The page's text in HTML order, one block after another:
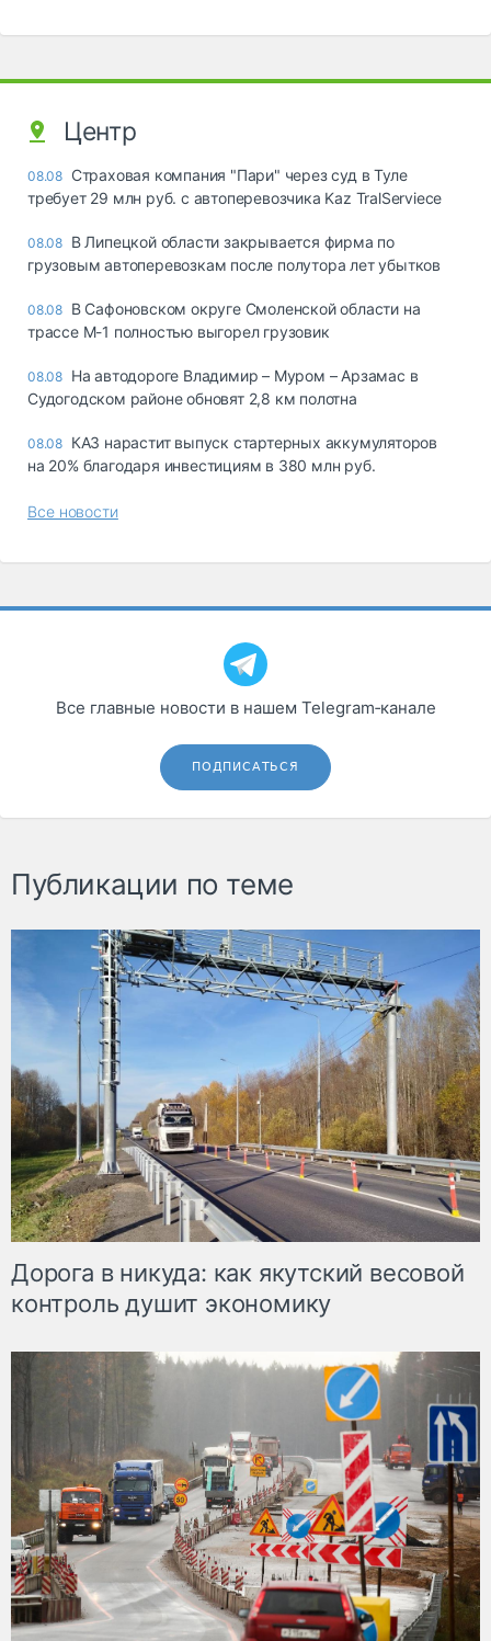
Центр
08.08 Страховая компания "Пари" через суд в Туле
требует 29 млн руб. с автоперевозчика Kaz TralServiece
08.08 В Липецкой области закрывается фирма по
грузовым автоперевозкам после полутора лет убытков
08.08 В Сафоновском округе Смоленской области на
трассе М-1 полностью выгорел грузовик
08.08 На автодороге Владимир – Муром – Арзамас в
Судогодском районе обновят 2,8 км полотна
08.08 КАЗ нарастит выпуск стартерных аккумуляторов
на 20% благодаря инвестициям в 380 млн руб.
Все новости
Все главные новости в нашем Telegram‑канале
ПОДПИСАТЬСЯ
Публикации по теме
Дорога в никуда: как якутский весовой
контроль душит экономику